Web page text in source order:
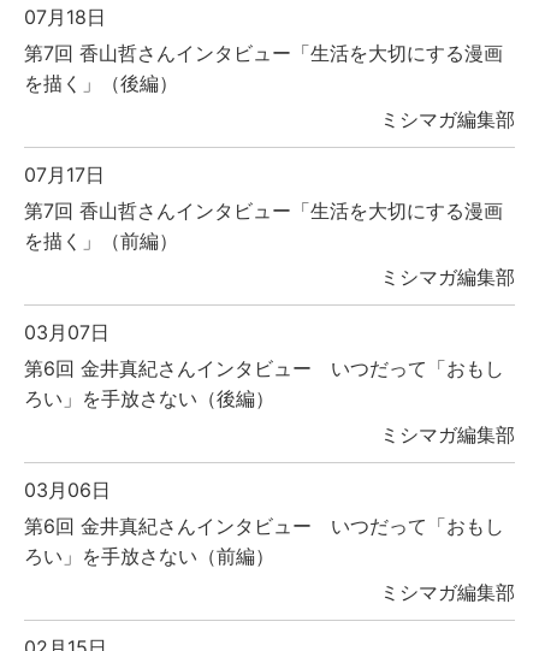
07月18日
第7回 香山哲さんインタビュー「生活を大切にする漫画
を描く」（後編）
ミシマガ編集部
07月17日
第7回 香山哲さんインタビュー「生活を大切にする漫画
を描く」（前編）
ミシマガ編集部
03月07日
第6回 金井真紀さんインタビュー いつだって「おもし
ろい」を手放さない（後編）
ミシマガ編集部
03月06日
第6回 金井真紀さんインタビュー いつだって「おもし
ろい」を手放さない（前編）
ミシマガ編集部